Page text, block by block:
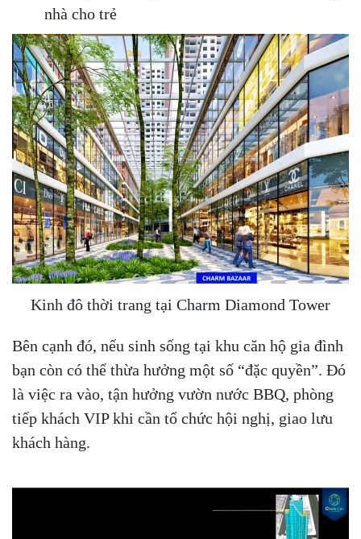
nhà cho trẻ
Kinh đô thời trang tại Charm Diamond Tower
Bên cạnh đó, nếu sinh sống tại khu căn hộ gia đình
bạn còn có thể thừa hưởng một số “đặc quyền”. Đó
là việc ra vào, tận hưởng vườn nước BBQ, phòng
tiếp khách VIP khi cần tổ chức hội nghị, giao lưu
khách hàng.